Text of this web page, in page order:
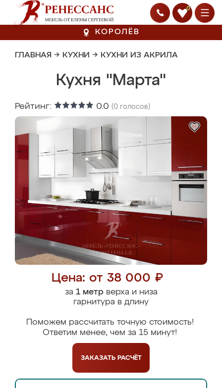
0
КОРОЛЁВ
ГЛАВНАЯ → КУХНИ → КУХНИ ИЗ АКРИЛА
Кухня "Марта"
Рейтинг: 0.0 (0 голосов)
Цена: от 38 000 ₽
за 1 метрверха и низа
гарнитура в длину
Поможем рассчитать точную стоимость!
Ответим менее, чем за 15 минут!
ЗАКАЗАТЬ РАСЧЁТ